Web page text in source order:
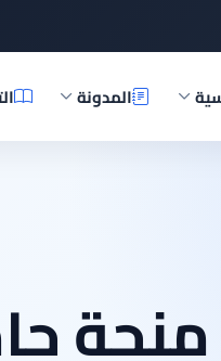
المدونة
منحة